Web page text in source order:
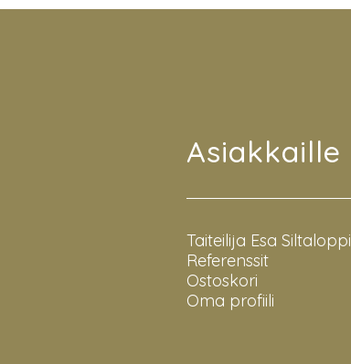
Asiakkaille
Taiteilija Esa Siltaloppi
Referenssit
Ostoskori
Oma profiili